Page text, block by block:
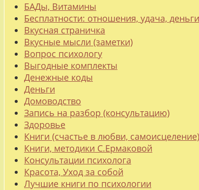
БАДы, Витамины
Бесплатности: отношения, удача, деньги
Вкусная страничка
Вкусные мысли (заметки)
Вопрос психологу
Выгодные комплекты
Денежные коды
Деньги
Домоводство
Запись на разбор (консультацию)
Здоровье
Книги (счастье в любви, самоисцеление)
Книги, методики С.Ермаковой
Консультации психолога
Красота, Уход за собой
Лучшие книги по психологии